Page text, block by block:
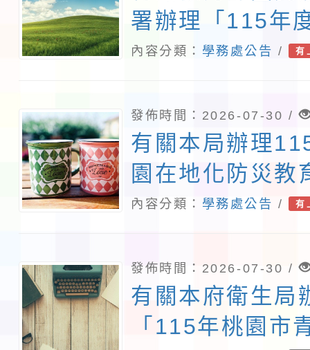
署辦理「115年
民及學前教育署
庫實施計畫」一
校內教師踴躍提
查照。
內容分類： 學務處公告 / 有
發佈時間：2026-07-30 /
有關本局辦理
園在地化防災教
組」撰寫實務工
師報名參加，詳
查照。
內容分類： 學務處公告 / 有
發佈時間：2026-07-30 /
有關本府衛生局
「115年桃園市